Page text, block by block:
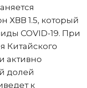
ХВВ 1.5, который
COVID-19. При
Китайского
активно
долей
к